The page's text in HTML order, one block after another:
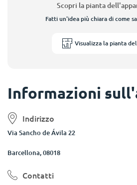
Informazioni
Indirizzo
Via Sancho de Ávila 22
Barcellona, 08018
Contatti
Scopri la pianta
Fatti un'idea più chiara di come
Visualizza la pianta